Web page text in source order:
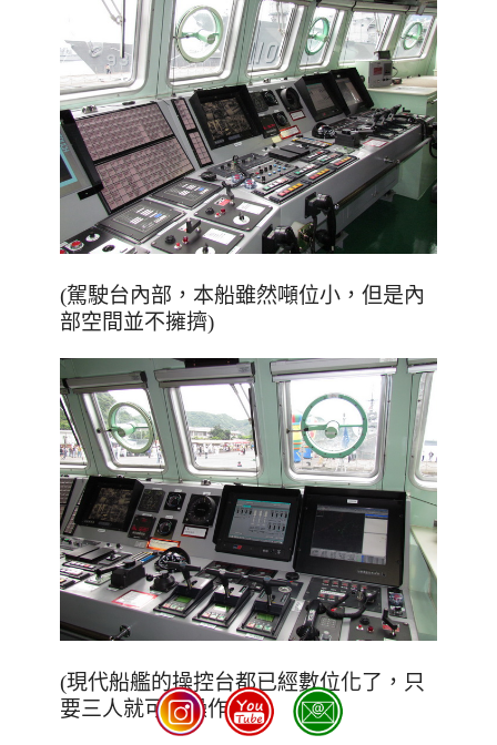
(駕駛台內部，本船雖然噸位小 ，但是內
部空間並不擁擠)
(現代船艦的操控台都已經數位化了，只
要三人就可以操作)